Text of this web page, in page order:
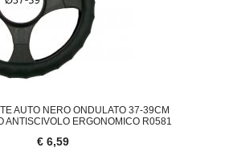
AUTO NERO ONDULATO 37-39CM
ANTISCIVOLO ERGONOMICO R0581
€ 6,59